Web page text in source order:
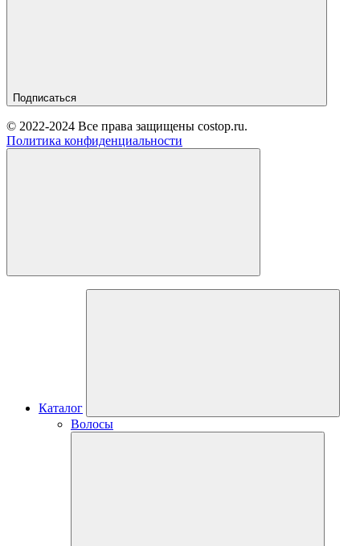
Подписаться
© 2022-2024 Все права защищены costop.ru.
Политика конфиденциальности
Каталог
Волосы